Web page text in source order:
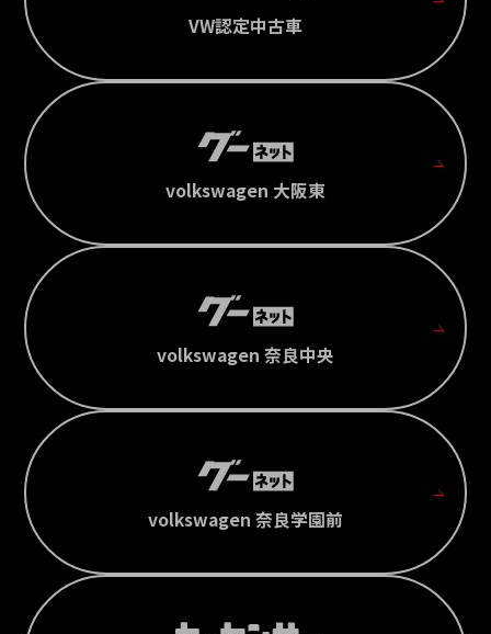
VW認定中古車
volkswagen 大阪東
volkswagen 奈良中央
volkswagen 奈良学園前